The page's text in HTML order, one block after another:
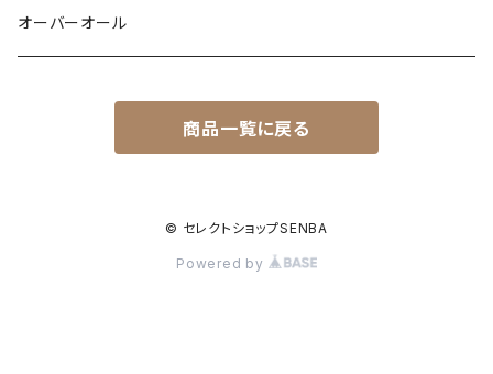
異素材
配色
Gジャン
レザー
オーバーオール
商品一覧に戻る
© セレクトショップSENBA
Powered by